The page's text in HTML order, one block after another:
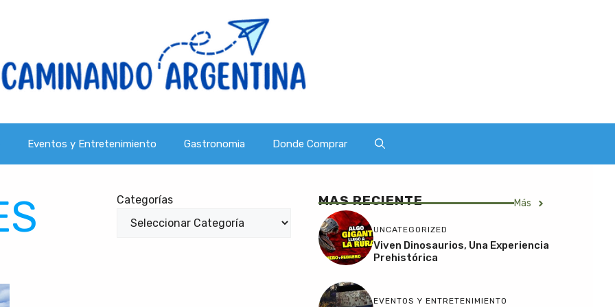
Eventos y Entretenimiento Gastronomia Donde Comprar
Categorías MAS RECIENTE Más
UNCATEGORIZED
Viven Dinosaurios, Una Experiencia
Prehistórica
EVENTOS Y ENTRETENIMIENTO